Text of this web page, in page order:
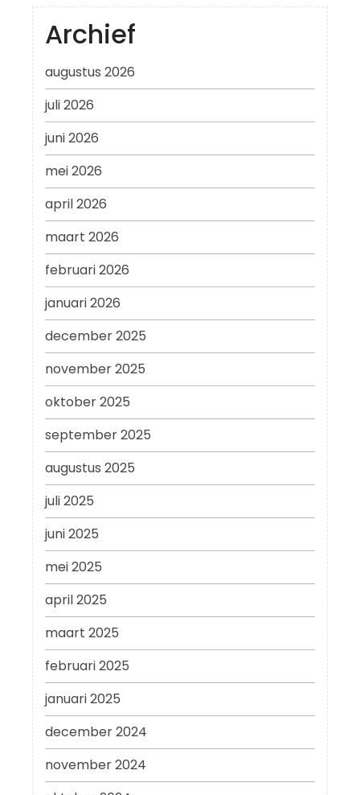
Archief
augustus 2026
juli 2026
juni 2026
mei 2026
april 2026
maart 2026
februari 2026
januari 2026
december 2025
november 2025
oktober 2025
september 2025
augustus 2025
juli 2025
juni 2025
mei 2025
april 2025
maart 2025
februari 2025
januari 2025
december 2024
november 2024